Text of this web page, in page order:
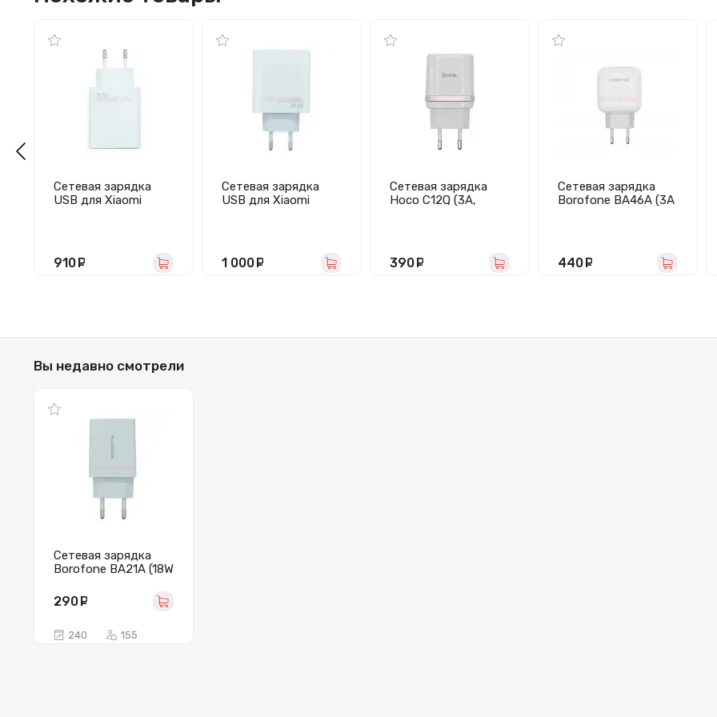
Сетевая зарядка
USB для Xiaomi
белая
910
Сетевая зарядка
USB для Xiaomi
белый
1 000 руб.
Сетевая зарядка
Hoco C12Q (3A,
390
Сетевая зарядка
Borofone BA46A (3А
440
Вы недавно смотрели
Сетевая зарядка
Borofone BA21A (18W
290
240 155